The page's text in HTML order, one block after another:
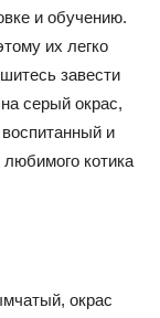
и обучению.
их легко
завести
серый окрас,
и
котика
окрас